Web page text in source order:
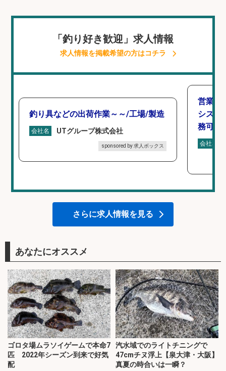
「釣り好き歓迎」求人情報
求人情報を掲載希望の方はコチラ
釣り具などの出荷作業～～/工場/製造
会社名 UTグループ株式会社
sponsored by 求人ボックス
営業事
シスタ
務可/
会社名
さらに求人情報を見る
あなたにオススメ
ゴロタ場ムラソイゲームで本命7
匹 2022年シーズン到来で好気
配
汽水域でのライトチニングで
47cmチヌ浮上【泉大津・大阪】
真夏の時合いは一瞬？